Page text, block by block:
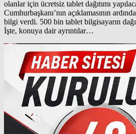
olanlar için ücretsiz tablet dağıtımı
Cumhurbaşkanı’nın açıklamasının
bilgi verdi. 500 bin tablet bilgisayarın
İşte, konuya dair ayrıntılar…